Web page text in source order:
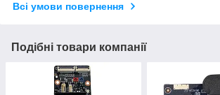
Всі умови повернення
Подібні товари компанії